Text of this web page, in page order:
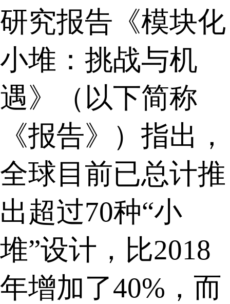
研究报告《模块化
小堆：挑战与机
遇》（以下简称
《报告》）指出，
全球目前已总计推
出超过70种“小
堆”设计，比2018
年增加了40%，而